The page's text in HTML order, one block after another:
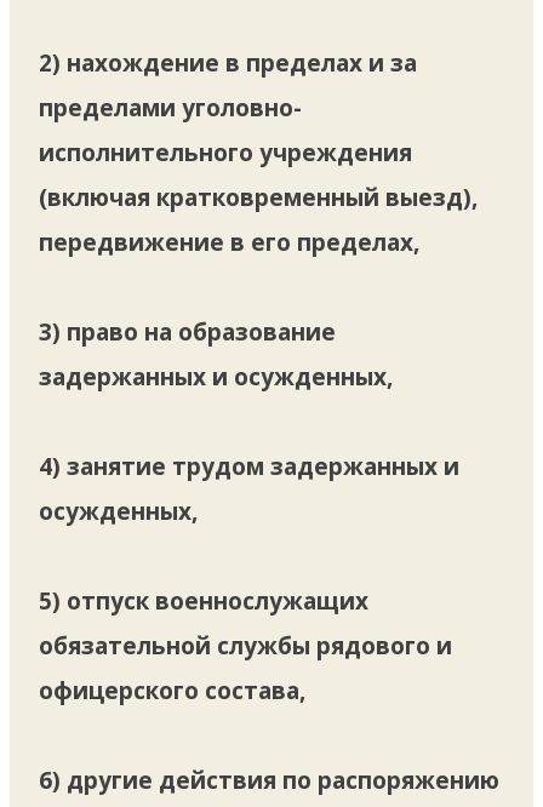
2) нахождение в пределах и за
пределами уголовно-
исполнительного учреждения
(включая кратковременный выезд),
передвижение в его пределах,
3) право на образование
задержанных и осужденных,
4) занятие трудом задержанных и
осужденных,
5) отпуск военнослужащих
обязательной службы рядового и
офицерского состава,
6) другие действия по распоряжению